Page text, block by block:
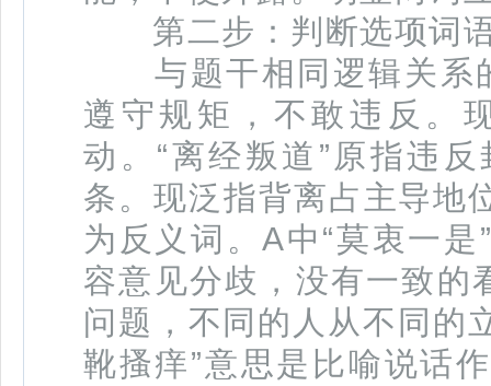
第二步：判断选项词
与题干相同逻辑关系的
遵守规矩，不敢违反。
动。“离经叛道”原指违
条。现泛指背离占主导地
为反义词。A中“莫衷一
容意见分歧，没有一致的
问题，不同的人从不同的
靴搔痒”意思是比喻说话